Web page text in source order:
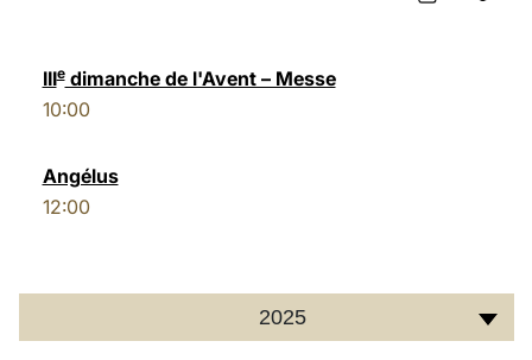
IIIedimanche de l'Avent – Messe
10:00
Angélus
12:00
2025